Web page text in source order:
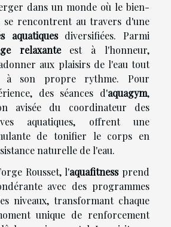
dans un monde où le bien-
rencontrent au travers d'une
aquatiquesdiversifiées. Parmi
relaxanteest à l'honneur,
aux plaisirs de l'eau tout
à son propre rythme. Pour
des séances d'aquagym,
avisée du coordinateur des
aquatiques, offrent une
de tonifier le corps en
naturelle de l'eau.
Rousset, l'aquafitnessprend
avec des programmes
niveaux, transformant chaque
unique de renforcement